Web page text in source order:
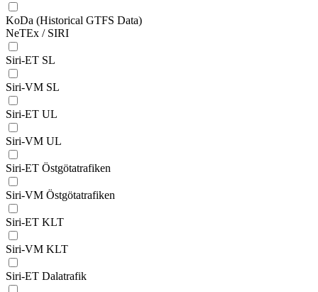
KoDa (Historical GTFS Data)
NeTEx / SIRI
Siri-ET SL
Siri-VM SL
Siri-ET UL
Siri-VM UL
Siri-ET Östgötatrafiken
Siri-VM Östgötatrafiken
Siri-ET KLT
Siri-VM KLT
Siri-ET Dalatrafik